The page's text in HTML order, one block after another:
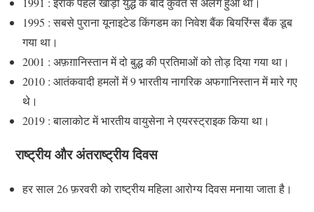
1995 : सबसे पुराना यूनाइटेड किंगडम का निवेश बैंक बियरिंग्स बैंक डूब
गया था।
2001 : अफ़ग़ानिस्तान में दो बुद्ध की प्रतिमाओं को तोड़ दिया गया था।
2010 : आतंकवादी हमलों में 9 भारतीय नागरिक अफगानिस्तान में मारे गए
थे।
2019 : बालाकोट में भारतीय वायुसेना ने एयरस्ट्राइक किया था।
राष्ट्रीय और अंतराष्ट्रीय दिवस
हर साल 26 फ़रवरी को राष्ट्रीय महिला आरोग्य दिवस मनाया जाता है।